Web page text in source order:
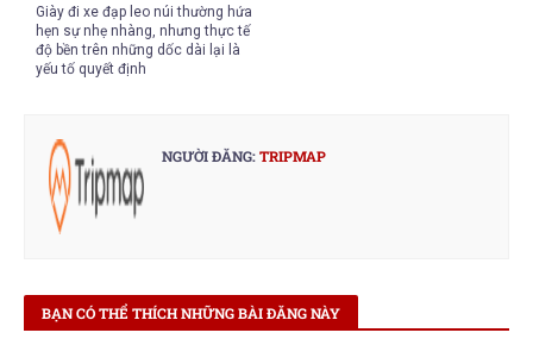
Giày đi xe đạp leo núi thường hứa
hẹn sự nhẹ nhàng, nhưng thực tế
độ bền trên những dốc dài lại là
yếu tố quyết định
NGƯỜI ĐĂNG:TRIPMAP
BẠN CÓ THỂ THÍCH NHỮNG BÀI ĐĂNG NÀY